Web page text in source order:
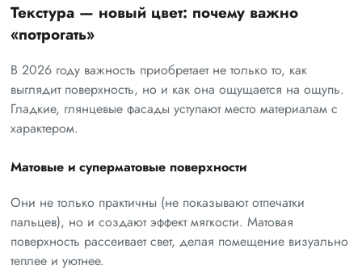
Текстура — новый цвет: почему важно
«потрогать»
В 2026 году важность приобретает не только то, как
выглядит поверхность, но и как она ощущается на ощупь.
Гладкие, глянцевые фасады уступают место материалам с
характером.
Матовые и суперматовые поверхности
Они не только практичны (не показывают отпечатки
пальцев), но и создают эффект мягкости. Матовая
поверхность рассеивает свет, делая помещение визуально
теплее и уютнее.